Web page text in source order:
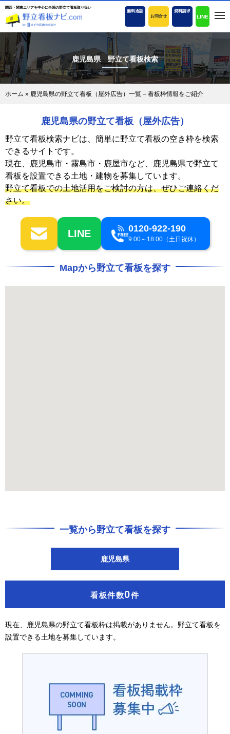
関西・関東エリアを中心に全国の野立て看板取り扱い
無料通話
お問合せ
資料請求
LINE
鹿児島県 野立て看板検索
ホーム » 鹿児島県の野立て看板（屋外広告）一覧 – 看板枠情報をご紹介
鹿児島県の野立て看板（屋外広告）
野立て看板検索ナビは、簡単に野立て看板の空き枠を検索
できるサイトです。
現在、鹿児島市・霧島市・鹿屋市など、鹿児島県で野立て
看板を設置できる土地・建物を募集しています。
野立て看板での土地活用をご検討の方は、ぜひご連絡くだ
さい。
LINE 0120-922-190
9:00～18:00（土日祝休）
Mapから野立て看板を探す
一覧から野立て看板を探す
鹿児島県
看板件数0件
現在、鹿児島県の野立て看板枠は掲載がありません。野立て看板を
設置できる土地を募集しています。